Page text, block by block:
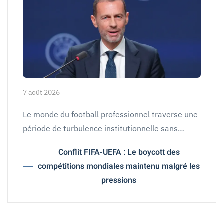
7 août 2026
Le monde du football professionnel traverse une
période de turbulence institutionnelle sans…
Conflit FIFA-UEFA : Le boycott des
compétitions mondiales maintenu malgré les
pressions